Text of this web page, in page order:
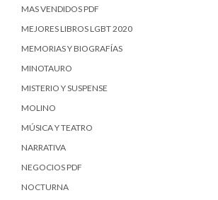
MAS VENDIDOS PDF
MEJORES LIBROS LGBT 2020
MEMORIAS Y BIOGRAFÍAS
MINOTAURO
MISTERIO Y SUSPENSE
MOLINO
MÚSICA Y TEATRO
NARRATIVA
NEGOCIOS PDF
NOCTURNA